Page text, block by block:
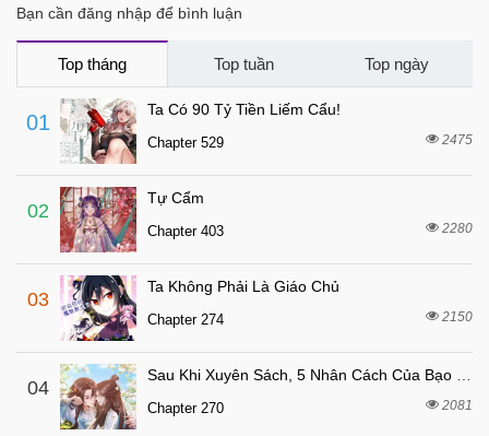
Chapter 7 7 tháng trước
Chapter 6.5
Chapter 6.2
Chapter 6.1
Chapter 5
Chapter 4.2
Chapter 4.1
Chapter 3
Chapter 2.2 7 tháng trước
Chapter 2.1 7 tháng trước
Chapter 1
Bạn cần đăng nhập để bình luận
Top tháng Top tuần Top ngày
01
Ta Có 90 Tỷ Tiền Liếm Cẩu!
Chapter 529 2475
02
Tự Cẩm
Chapter 403 2280
03
Ta Không Phải Là Giáo Chủ
Chapter 274 2150
04
Chapter 270 2081